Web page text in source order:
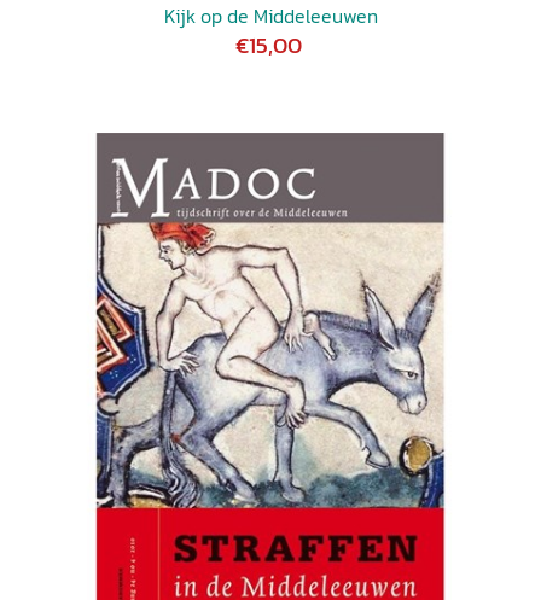
Kijk op de Middeleeuwen
€15,00